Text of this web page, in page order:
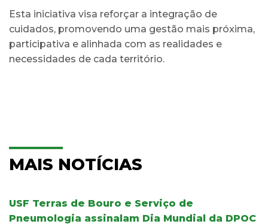
Esta iniciativa visa reforçar a integração de
cuidados, promovendo uma gestão mais próxima,
participativa e alinhada com as realidades e
necessidades de cada território.
MAIS NOTÍCIAS
USF Terras de Bouro e Serviço de
Pneumologia assinalam Dia Mundial da DPOC